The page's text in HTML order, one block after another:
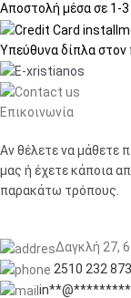
Αποστολή μέσα σε 1-3
Υπεύθυνα δίπλα στον
Επικοινωνία
Αν θέλετε να μάθετε
μας ή έχετε κάποια
παρακάτω τρόπους.
Δαγκλή 27,
2510 232 873
in**@